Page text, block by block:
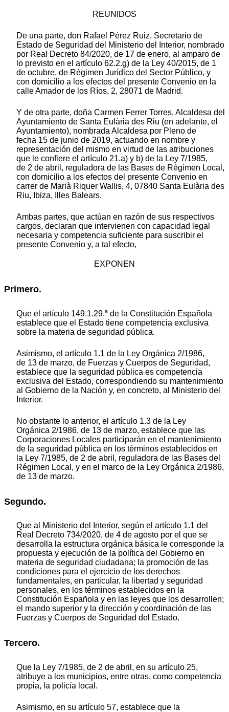
REUNIDOS
De una parte, don Rafael Pérez Ruiz, Secretario de
Estado de Seguridad del Ministerio del Interior, nombrado
por Real Decreto 84/2020, de 17 de enero, al amparo de
lo previsto en el artículo 62.2.g) de la Ley 40/2015, de 1
de octubre, de Régimen Jurídico del Sector Público, y
con domicilio a los efectos del presente Convenio en la
calle Amador de los Ríos, 2, 28071 de Madrid.
Y de otra parte, doña Carmen Ferrer Torres, Alcaldesa del
Ayuntamiento de Santa Eulària des Riu (en adelante, el
Ayuntamiento), nombrada Alcaldesa por Pleno de
fecha 15 de junio de 2019, actuando en nombre y
representación del mismo en virtud de las atribuciones
que le confiere el artículo 21.a) y b) de la Ley 7/1985,
de 2 de abril, reguladora de las Bases de Régimen Local,
con domicilio a los efectos del presente Convenio en
carrer de Marià Riquer Wallis, 4, 07840 Santa Eulària des
Riu, Ibiza, Illes Balears.
Ambas partes, que actúan en razón de sus respectivos
cargos, declaran que intervienen con capacidad legal
necesaria y competencia suficiente para suscribir el
presente Convenio y, a tal efecto,
EXPONEN
Primero.
Que el artículo 149.1.29.ª de la Constitución Española
establece que el Estado tiene competencia exclusiva
sobre la materia de seguridad pública.
Asimismo, el artículo 1.1 de la Ley Orgánica 2/1986,
de 13 de marzo, de Fuerzas y Cuerpos de Seguridad,
establece que la seguridad pública es competencia
exclusiva del Estado, correspondiendo su mantenimiento
al Gobierno de la Nación y, en concreto, al Ministerio del
Interior.
No obstante lo anterior, el artículo 1.3 de la Ley
Orgánica 2/1986, de 13 de marzo, establece que las
Corporaciones Locales participarán en el mantenimiento
de la seguridad pública en los términos establecidos en
la Ley 7/1985, de 2 de abril, reguladora de las Bases del
Régimen Local, y en el marco de la Ley Orgánica 2/1986,
de 13 de marzo.
Segundo.
Que al Ministerio del Interior, según el artículo 1.1 del
Real Decreto 734/2020, de 4 de agosto por el que se
desarrolla la estructura orgánica básica le corresponde la
propuesta y ejecución de la política del Gobierno en
materia de seguridad ciudadana; la promoción de las
condiciones para el ejercicio de los derechos
fundamentales, en particular, la libertad y seguridad
personales, en los términos establecidos en la
Constitución Española y en las leyes que los desarrollen;
el mando superior y la dirección y coordinación de las
Fuerzas y Cuerpos de Seguridad del Estado.
Tercero.
Que la Ley 7/1985, de 2 de abril, en su artículo 25,
atribuye a los municipios, entre otras, como competencia
propia, la policía local.
Asimismo, en su artículo 57, establece que la